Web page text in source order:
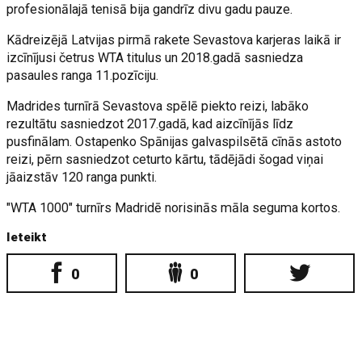
profesionālajā tenisā bija gandrīz divu gadu pauze.
Kādreizējā Latvijas pirmā rakete Sevastova karjeras laikā ir
izcīnījusi četrus WTA titulus un 2018.gadā sasniedza
pasaules ranga 11.pozīciju.
Madrides turnīrā Sevastova spēlē piekto reizi, labāko
rezultātu sasniedzot 2017.gadā, kad aizcīnījās līdz
pusfinālam. Ostapenko Spānijas galvaspilsētā cīnās astoto
reizi, pērn sasniedzot ceturto kārtu, tādējādi šogad viņai
jāaizstāv 120 ranga punkti.
"WTA 1000" turnīrs Madridē norisinās māla seguma kortos.
Ieteikt
0 0